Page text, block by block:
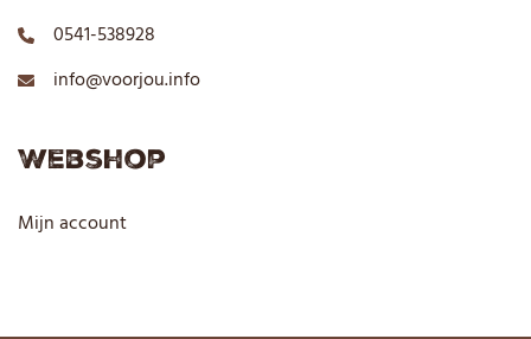
0541-538928
info@voorjou.info
Webshop
Mijn account